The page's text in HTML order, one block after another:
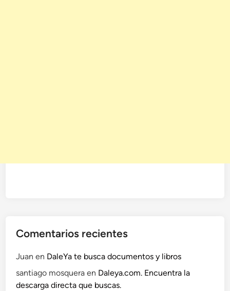
Comentarios recientes
Juan en DaleYa te busca documentos y libros
santiago mosquera en Daleya.com. Encuentra la
descarga directa que buscas.